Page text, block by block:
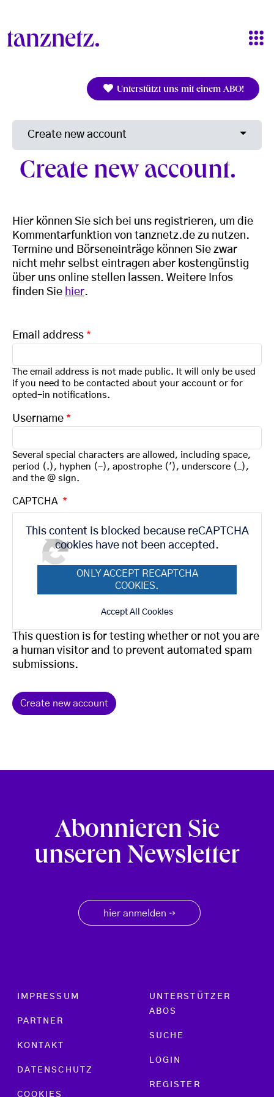
Unterstützt uns mit einem ABO!
Primary tabs
Create new account
Create new account
Hier können Sie sich bei uns registrieren, um die
Kommentarfunktion von tanznetz.de zu nutzen.
Termine und Börseneinträge können Sie zwar
nicht mehr selbst eintragen aber kostengünstig
über uns online stellen lassen. Weitere Infos
finden Sie hier.
Email address
The email address is not made public. It will only be used
if you need to be contacted about your account or for
opted-in notifications.
Username
Several special characters are allowed, including space,
period (.), hyphen (-), apostrophe ('), underscore (_),
and the @ sign.
CAPTCHA
This content is blocked because reCAPTCHA
cookies have not been accepted.
ONLY ACCEPT RECAPTCHA
COOKIES.
Accept All Cookies
This question is for testing whether or not you are
a human visitor and to prevent automated spam
submissions.
Abonnieren Sie
unseren Newsletter
hier anmelden →
Footer menu
IMPRESSUM
PARTNER
KONTAKT
DATENSCHUTZ
COOKIES
UNTERSTÜTZER
ABOS
SUCHE
LOGIN
REGISTER